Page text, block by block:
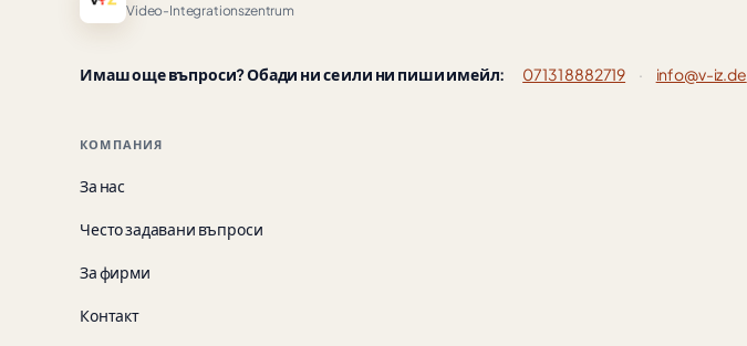
Video-Integrationszentrum
Имаш още въпроси? Обади ни се или ни пиши имейл: 07131 8882719 · info@v-iz.de
КОМПАНИЯ
За нас
Често задавани въпроси
За фирми
Контакт